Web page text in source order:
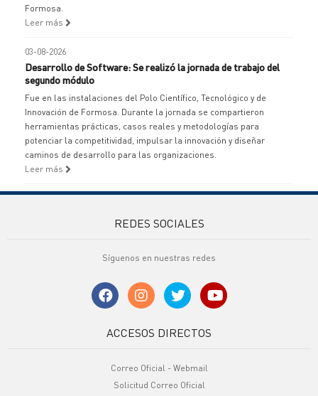
Formosa.
Leer más
03-08-2026
Desarrollo de Software: Se realizó la jornada de trabajo del
segundo módulo
Fue en las instalaciones del Polo Científico, Tecnológico y de
Innovación de Formosa. Durante la jornada se compartieron
herramientas prácticas, casos reales y metodologías para
potenciar la competitividad, impulsar la innovación y diseñar
caminos de desarrollo para las organizaciones.
Leer más
REDES SOCIALES
Síguenos en nuestras redes
ACCESOS DIRECTOS
Correo Oficial - Webmail
Solicitud Correo Oficial